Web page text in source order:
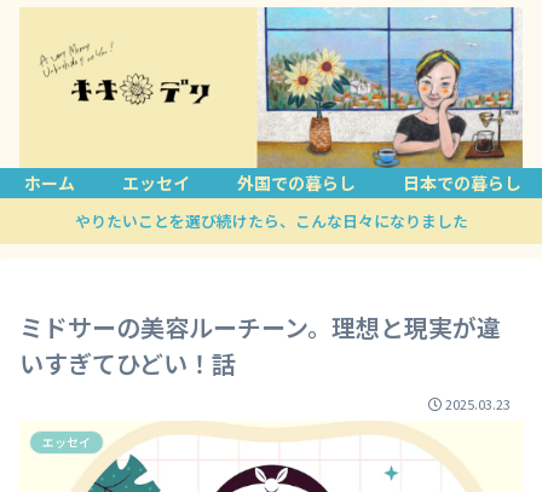
ホーム エッセイ 外国での暮らし 日本での暮らし
やりたいことを選び続けたら、こんな日々になりました
ミドサーの美容ルーチーン。理想と現実が違
いすぎてひどい！話
2025.03.23
エッセイ